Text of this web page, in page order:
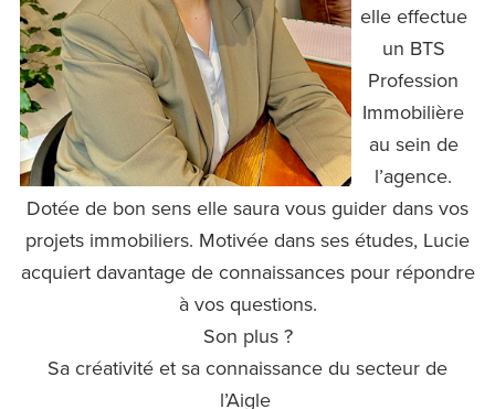
elle effectue
un BTS
Profession
Immobilière
au sein de
l’agence.
Dotée de bon sens elle saura vous guider dans vos
projets immobiliers. Motivée dans ses études, Lucie
acquiert davantage de connaissances pour répondre
à vos questions.
Son plus ?
Sa créativité et sa connaissance du secteur de
l’Aigle